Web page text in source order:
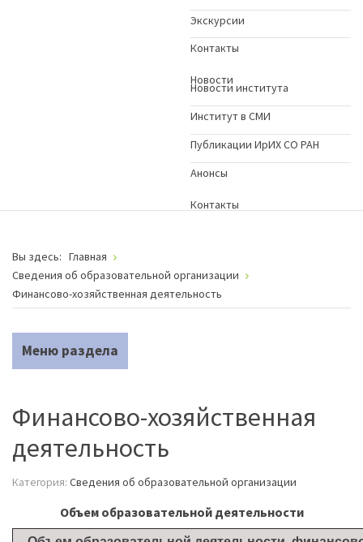
Экскурсии
Контакты
Новости
Новости института
Институт в СМИ
Публикации ИрИХ СО РАН
Анонсы
Контакты
Вы здесь: Главная
Сведения об образовательной организации
Финансово-хозяйственная деятельность
Меню раздела
Финансово-хозяйственная
деятельность
Категория: Сведения об образовательной организации
Объем образовательной деятельности